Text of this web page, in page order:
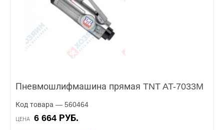
Пневмошлифмашина прямая TNT AT-7033M
Код товара — 560464
ЦЕНА 6 664 РУБ.